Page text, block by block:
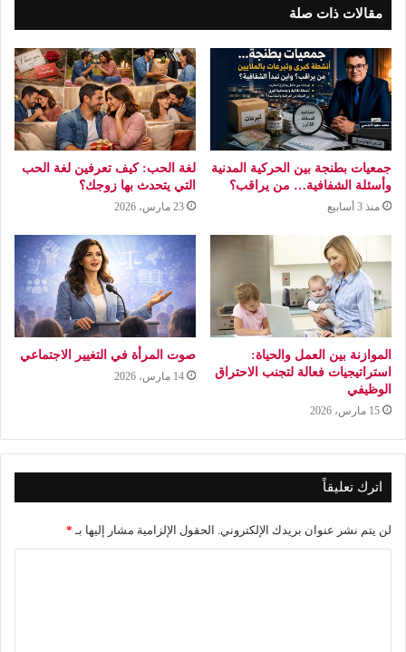
مقالات ذات صلة
جمعيات بطنجة بين الحركية المدنية
وأسئلة الشفافية… من يراقب؟
منذ 3 أسابيع
لغة الحب: كيف تعرفين لغة الحب
التي يتحدث بها زوجك؟
23 مارس، 2026
الموازنة بين العمل والحياة:
استراتيجيات فعالة لتجنب الاحتراق
الوظيفي
15 مارس، 2026
صوت المرأة في التغيير الاجتماعي
14 مارس، 2026
اترك تعليقاً
لن يتم نشر عنوان بريدك الإلكتروني. الحقول الإلزامية مشار إليها بـ *